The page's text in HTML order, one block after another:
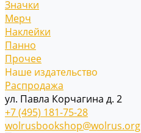
Значки
Мерч
Наклейки
Панно
Прочее
Наше издательство
Распродажа
ул. Павла Корчагина д. 2
+7 (495) 181-75-28
wolrusbookshop@wolrus.org